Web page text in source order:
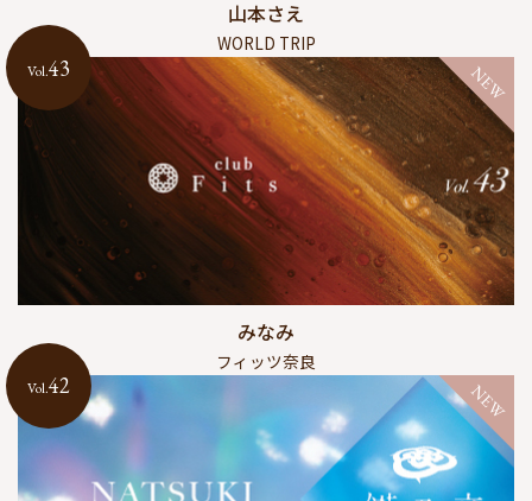
山本さえ
WORLD TRIP
Vol.43 NEW
みなみ
フィッツ奈良
Vol.42 NEW